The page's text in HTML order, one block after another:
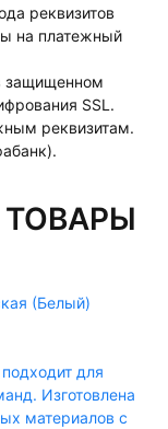
реквизитов
на платежный
защищенном
SSL.
реквизитам.
(Белый)
для
Изготовлена
материалов с